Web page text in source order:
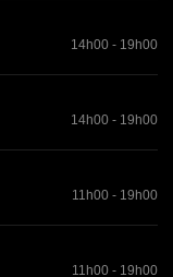
14h00 - 19h00
14h00 - 19h00
11h00 - 19h00
11h00 - 19h00